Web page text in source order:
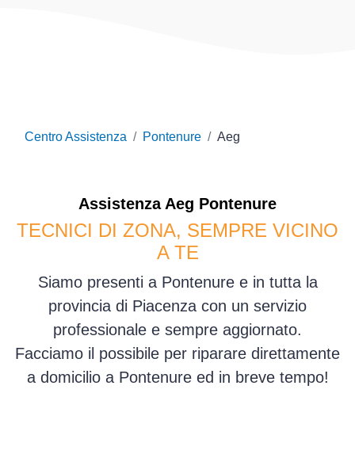
Centro Assistenza Pontenure Aeg
Assistenza Aeg Pontenure
TECNICI DI ZONA, SEMPRE VICINO
A TE
Siamo presenti a Pontenure e in tutta la
provincia di Piacenza con un servizio
professionale e sempre aggiornato.
Facciamo il possibile per riparare direttamente
a domicilio a Pontenure ed in breve tempo!